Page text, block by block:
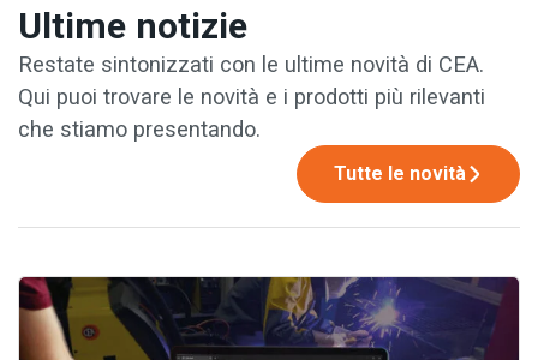
Ultime notizie
Restate sintonizzati con le ultime novità di CEA.
Qui puoi trovare le novità e i prodotti più rilevanti
che stiamo presentando.
Tutte le novità